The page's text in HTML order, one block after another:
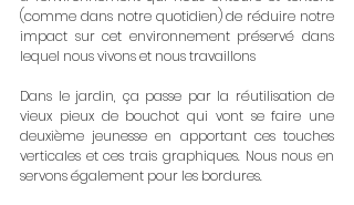
(comme dans notre quotidien) de réduire notre
impact sur cet environnement préservé dans
lequel nous vivons et nous travaillons
Dans le jardin, ça passe par la réutilisation de
vieux pieux de bouchot qui vont se faire une
deuxième jeunesse en apportant ces touches
verticales et ces trais graphiques. Nous nous en
servons également pour les bordures.